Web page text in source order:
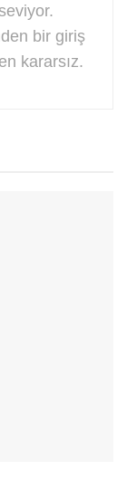
bir giriş
kararsız.